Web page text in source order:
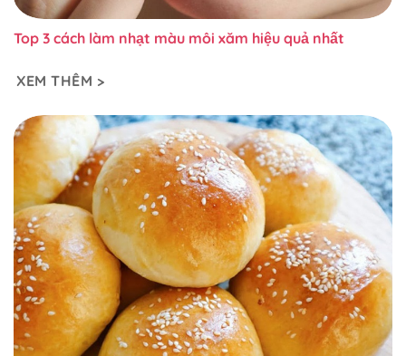
Top 3 cách làm nhạt màu môi xăm hiệu quả nhất
XEM THÊM >